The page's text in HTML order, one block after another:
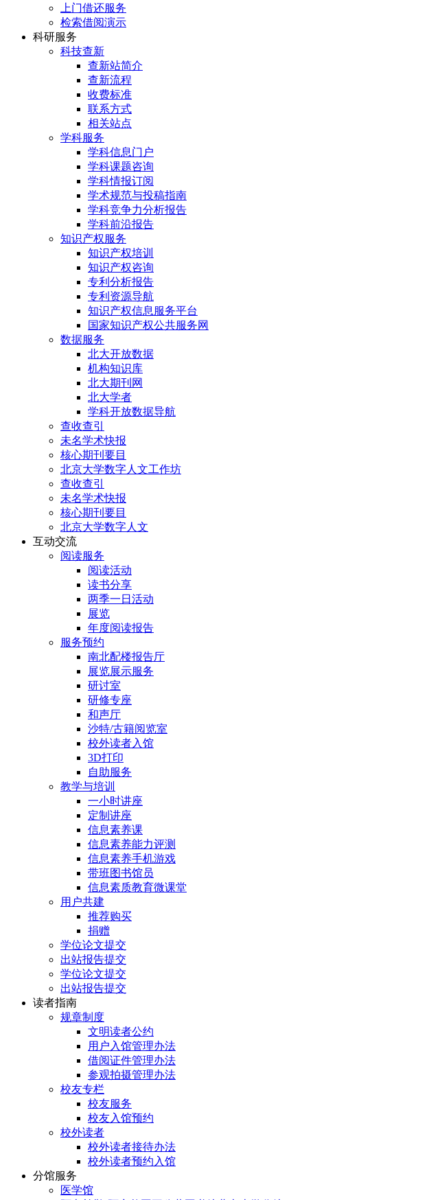
上门借还服务
检索借阅演示
科研服务
科技查新
查新站简介
查新流程
收费标准
联系方式
相关站点
学科服务
学科信息门户
学科课题咨询
学科情报订阅
学术规范与投稿指南
学科竞争力分析报告
学科前沿报告
知识产权服务
知识产权培训
知识产权咨询
专利分析报告
专利资源导航
知识产权信息服务平台
国家知识产权公共服务网
数据服务
北大开放数据
机构知识库
北大期刊网
北大学者
学科开放数据导航
查收查引
未名学术快报
核心期刊要目
北京大学数字人文工作坊
查收查引
未名学术快报
核心期刊要目
北京大学数字人文
互动交流
阅读服务
阅读活动
读书分享
两季一日活动
展览
年度阅读报告
服务预约
南北配楼报告厅
展览展示服务
研讨室
研修专座
和声厅
沙特/古籍阅览室
校外读者入馆
3D打印
自助服务
教学与培训
一小时讲座
定制讲座
信息素养课
信息素养能力评测
信息素养手机游戏
带班图书馆员
信息素质教育微课堂
用户共建
推荐购买
捐赠
学位论文提交
出站报告提交
学位论文提交
出站报告提交
读者指南
规章制度
文明读者公约
用户入馆管理办法
借阅证件管理办法
参观拍摄管理办法
校友专栏
校友服务
校友入馆预约
校外读者
校外读者接待办法
校外读者预约入馆
分馆服务
医学馆